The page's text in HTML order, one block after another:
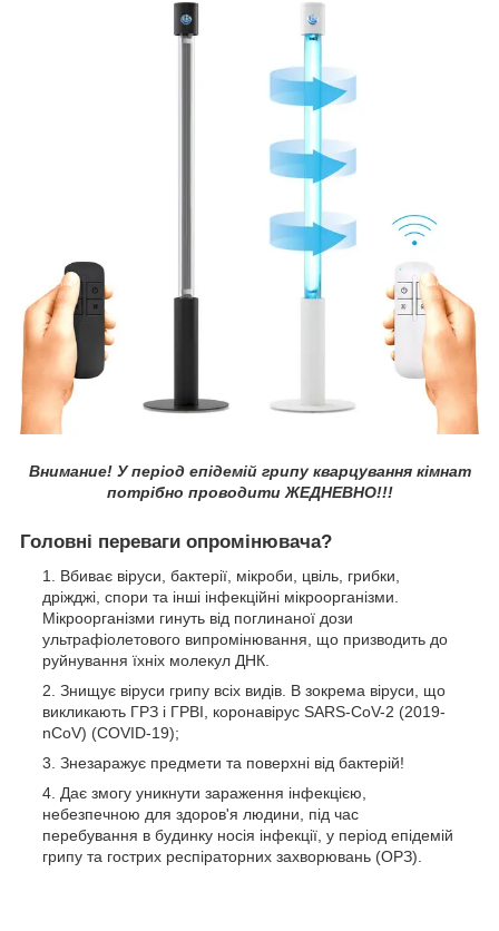
Внимание! У період епідемій грипу кварцування кімнат
потрібно проводити ЖЕДНЕВНО!!!
Головні переваги опромінювача?
Вбиває віруси, бактерії, мікроби, цвіль, грибки,
дріжджі, спори та інші інфекційні мікроорганізми.
Мікроорганізми гинуть від поглинаної дози
ультрафіолетового випромінювання, що призводить до
руйнування їхніх молекул ДНК.
Знищує віруси грипу всіх видів. В зокрема віруси, що
викликають ГРЗ і ГРВІ, коронавірус SARS-CoV-2 (2019-
nCoV) (COVID-19);
Знезаражує предмети та поверхні від бактерій!
Дає змогу уникнути зараження інфекцією,
небезпечною для здоров'я людини, під час
перебування в будинку носія інфекції, у період епідемій
грипу та гострих респіраторних захворювань (ОРЗ).